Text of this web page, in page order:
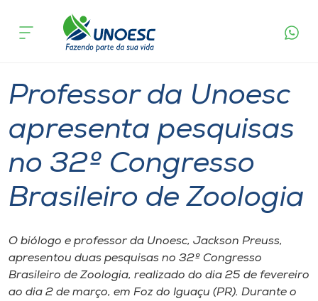
Cursos
Atendimento ao Estudante
Portal de Ensino
A
Unoesc
acontece
Professor da Unoesc
apresenta pesquisas
no 32º Congresso
Brasileiro de Zoologia
O biólogo e professor da Unoesc, Jackson Preuss,
apresentou duas pesquisas no 32º Congresso
Brasileiro de Zoologia, realizado do dia 25 de fevereiro
ao dia 2 de março, em Foz do Iguaçu (PR). Durante o